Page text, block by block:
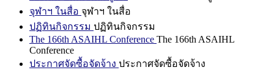
จุฬาฯ ในสื่อ จุฬาฯ ในสื่อ
ปฏิทินกิจกรรม ปฏิทินกิจกรรม
The 166th ASAIHL Conference The 166th ASAIHL
Conference
ประกาศจัดซื้อจัดจ้าง ประกาศจัดซื้อจัดจ้าง